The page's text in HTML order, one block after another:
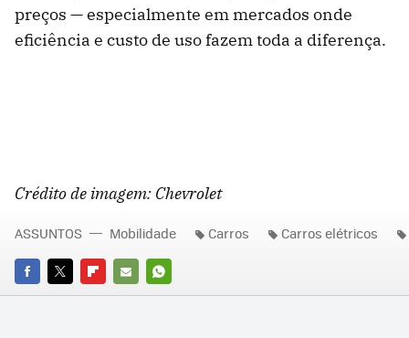
preços — especialmente em mercados onde
eficiência e custo de uso fazem toda a diferença.
Crédito de imagem: Chevrolet
FACEBOOK
TWITTERFLIPBOARD
E-
WHATSAPP
ASSUNTOS Mobilidade Carros Carros elétricos